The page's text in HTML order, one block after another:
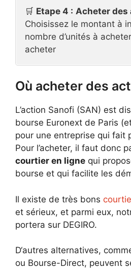
🛒 Etape 4 : Acheter des
Choisissez le montant à
nombre d’unités à
acheter
Où acheter des
L’action Sanofi (SAN) est
bourse Euronext de Paris
pour une entreprise qui fait
Pour l’acheter, il faut donc
courtier en ligne qui
bourse et qui facilite les
Il existe de très bons
et sérieux, et parmi eux,
portera sur DEGIRO.
D‘autres alternatives,
ou Bourse-Direct, peuvent